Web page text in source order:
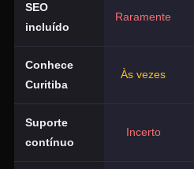
SEO
incluído
Raramente
Conhece
Curitiba
Às vezes
Suporte
contínuo
Incerto